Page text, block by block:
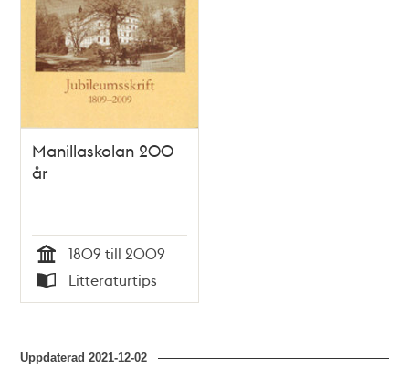
Manillaskolan 200
år
Tid
1809 till 2009
Typ
Litteraturtips
Uppdaterad2021-12-02